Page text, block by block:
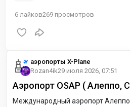
6 лайков269 просмотров
аэропорты X-Plane
Rozan4ik29 июля 2026, 07:51
Аэропорт OSAP ( Алеппо,
Международный аэропорт